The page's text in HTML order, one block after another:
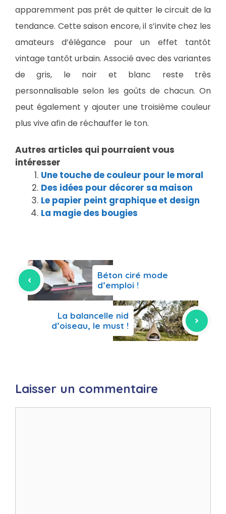
apparemment pas prêt de quitter le circuit de la
tendance. Cette saison encore, il s’invite chez les
amateurs d’élégance pour un effet tantôt
vintage tantôt urbain. Associé avec des variantes
de gris, le noir et blanc reste très
personnalisable selon les goûts de chacun. On
peut également y ajouter une troisième couleur
plus vive afin de réchauffer le ton.
Autres articles qui pourraient vous
intéresser
Une touche de couleur pour le moral
Des idées pour décorer sa maison
Le papier peint graphique et design
La magie des bougies
Béton ciré mode
d’emploi !
La balancelle nid
d’oiseau, le must !
Laisser un commentaire